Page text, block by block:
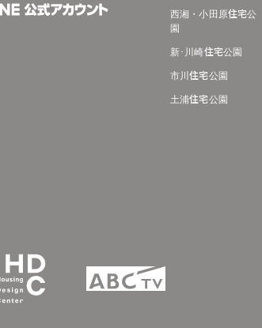
西湘・小田原住宅公
園
新･川崎住宅公園
市川住宅公園
土浦住宅公園